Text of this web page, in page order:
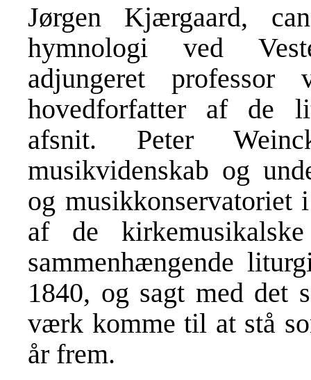
Jørgen Kjærgaard,
hymnologi ved
adjungeret
hovedforfatter af de
afsnit. Peter
musikvidenskab og
og musikkonservatoriet
af de
sammenhængende
1840, og sagt med det
værk komme til at stå
år frem.